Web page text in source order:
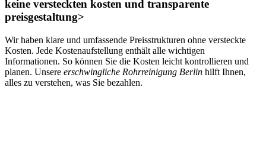
keine versteckten kosten und transparente
preisgestaltung>
Wir haben klare und umfassende Preisstrukturen ohne versteckte
Kosten. Jede Kostenaufstellung enthält alle wichtigen
Informationen. So können Sie die Kosten leicht kontrollieren und
planen. Unsere erschwingliche Rohrreinigung Berlin hilft Ihnen,
alles zu verstehen, was Sie bezahlen.